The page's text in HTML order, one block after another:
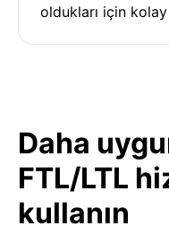
oldukları için
Daha
FTL/LTL
kullanın